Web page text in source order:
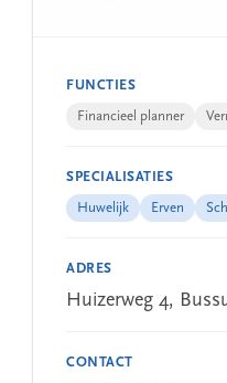
FUNCTIES
Financieel planner
SPECIALISATIES
Huwelijk Erven
ADRES
Huizerweg 4,
CONTACT